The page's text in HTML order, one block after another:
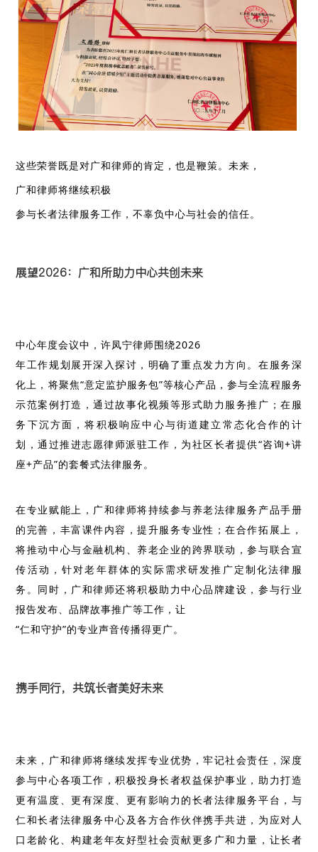
这些荣誉既是对广和律师的肯定 ，也是鞭策。未来 ，
广和律师将继续积极
参与长者法律服务工作，不辜负中心与社会的信任。
展望2026：广和所助力中心共创未来
中心年度会议中，许凤宁律师围绕2026
年工作规划展开深入探讨，明确了重点发力方向。在服务深
化上，将聚焦“意定监护服务包”等核心产品，参与全流程服务
示范案例打造，通过故事化视频等形式助力服务推广；在服
务下沉方面，将积极响应中心与街道建立常态化合作的计
划，通过推进志愿律师派驻工作，为社区长者提供“咨询+讲
座+产品”的套餐式法律服务。
在专业赋能上，广和律师将持续参与养老法律服务产品手册
的完善，丰富课件内容，提升服务专业性；在合作拓展上，
将推动中心与金融机构、养老企业的跨界联动，参与联合宣
传活动，针对老年群体的实际需求研发推广定制化法律服
务。同时，广和律师还将积极助力中心品牌建设，参与行业
报告发布、品牌故事推广等工作，让
“仁和守护”的专业声音传播得更广。
携手同行，共筑长者美好未来
未来，广和律师将继续发挥专业优势，牢记社会责任，深度
参与中心各项工作，积极投身长者权益保护事业，助力打造
更有温度、更有深度、更有影响力的长者法律服务平台，与
仁和长者法律服务中心及各方合作伙伴携手共进，为应对人
口老龄化、构建老年友好型社会贡献更多广和力量，让长者